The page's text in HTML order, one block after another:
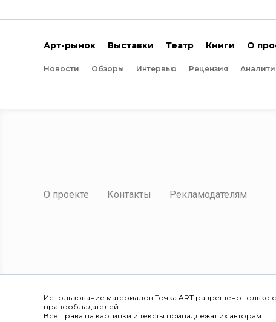
Арт-рынок Выставки Театр Книги О
Новости Обзоры Интервью Рецензия
О проекте Контакты Рекламодателям
Использование материалов Точка ART разрешено только
правообладателей.
Все права на картинки и тексты принадлежат их авторам.